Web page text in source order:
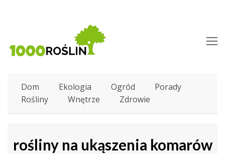
Dom Ekologia Ogród
Porady
Rośliny
Wnętrze Zdrowie
rośliny na ukąszenia komarów